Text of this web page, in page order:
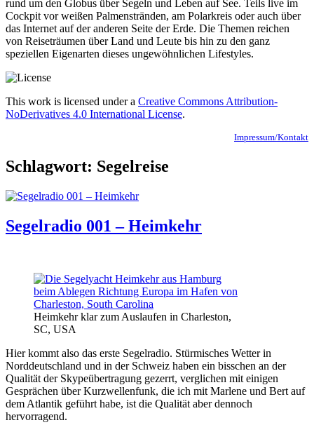
rund um den Globus über Segeln und Leben auf See. Teils live im
Cockpit vor weißen Palmenstränden, am Polarkreis oder auch über
das Internet auf der anderen Seite der Erde. Die Themen reichen
von Reiseträumen über Land und Leute bis hin zu den ganz
speziellen Eigenarten dieses ungewöhnlichen Lifestyles.
This work is licensed under a Creative Commons Attribution-
NoDerivatives 4.0 International License.
Impressum/Kontakt
Schlagwort: Segelreise
Segelradio 001 – Heimkehr
Heimkehr klar zum Auslaufen in Charleston,
SC, USA
Hier kommt also das erste Segelradio. Stürmisches Wetter in
Norddeutschland und in der Schweiz haben ein bisschen an der
Qualität der Skypeübertragung gezerrt, verglichen mit einigen
Gesprächen über Kurzwellenfunk, die ich mit Marlene und Bert auf
dem Atlantik geführt habe, ist die Qualität aber dennoch
hervorragend.